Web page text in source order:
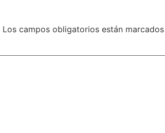
Los campos obligatorios están